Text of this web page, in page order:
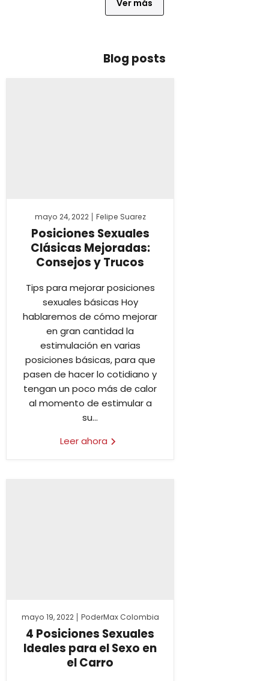
Ver más
Blog posts
mayo 24, 2022 Felipe Suarez
Posiciones Sexuales
Clásicas Mejoradas:
Consejos y Trucos
Tips para mejorar posiciones
sexuales básicas Hoy
hablaremos de cómo mejorar
en gran cantidad la
estimulación en varias
posiciones básicas, para que
pasen de hacer lo cotidiano y
tengan un poco más de calor
al momento de estimular a
su...
Leer ahora
mayo 19, 2022 PoderMax Colombia
4 Posiciones Sexuales
Ideales para el Sexo en
el Carro